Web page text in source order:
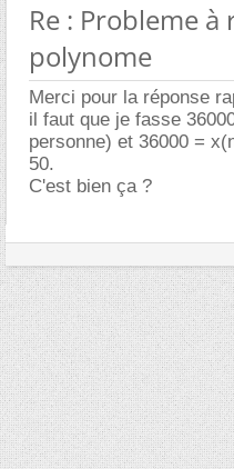
Re : Probleme
polynome
Merci pour la réponse
il faut que je fasse
personne) et 36000 =
50.
C'est bien ça ?